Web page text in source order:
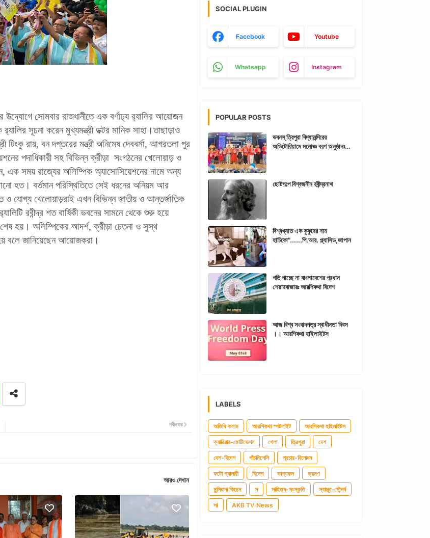
উদ্যোগে সোমবার রাজধানীতে এক বর্ণাঢ্য র‍্যালির আয়োজন
সূচনা করেন মুখ্যমন্ত্রী ডক্টর মানিক সাহা।তাছাড়াও
রায়, বন দপ্তরের মন্ত্রী অনিমেষ দেববর্মা, আগরতলা পুর
পদাধিকারী সহ বিভিন্ন ক্রীড়া সংগঠনের খেলোয়াড় ও
এক সময় রাজ্যের অলিম্পিক অ্যাসোসিয়েশনের নামে অন্য
হত। বর্তমান পরিস্থিতিতে সেই ধরনের অনিয়ম আর
ও যোগ্য খেলোয়াড়রাই এখন বিভিন্ন জাতীয় ও আন্তর্জাতিক
রবীন্দ্র শত বার্ষিকী ভবনের সামনে থেকে শুরু হয়ে
হয়। অলিম্পিকের আদর্শ, ক্রীড়া চেতনা ও সুস্থ
বলে জানিয়েছেন আয়োজকরা।
নবীনতর
আরও দেখান
SOCIAL PLUGIN
Facebook Youtube
Whatsapp Instagram
POPULAR POSTS
ভবনস্ ত্রিপুরা বিদ্যামন্দিরের
অডিটোরিয়ামে মনোজ্ঞ বরণ অনুষ্ঠানঃ
ছোটগল্পে বিশ্বজনীন রবীন্দ্রনাথ
বিশ্বখ্যাত এক কুকুরের নাম
হাচিকো"......পি.আর. প্ল্যাসিড,জাপান
গতি পাচ্ছে না বাংলাদেশের প্রধান
শেয়ারবাজারঃ আরশিকথা বিদেশ
আজ বিশ্ব সংবাদপত্র স্বাধীনতা দিবস
।। আরশিকথা হাইলাইটস
LABELS
অতিথি কলাম আরশিকথা স্পটলাইট আরশিকথা হাইলাইটস
ক্যারিয়ার-মোটিভেশন খেলা ত্রিপুরা দেশ
দেশ-বিদেশ পাঁচমিশেলি প্রচার-বিনোদন
ফটো গ্যালারী বিদেশ ভাগ্যফল ভ্রমণ
মুন্সিয়ানা কিচেন স সাহিত্য-সংস্কৃতি স্বাস্থ্য-সৌন্দর্য
সl AKB TV News